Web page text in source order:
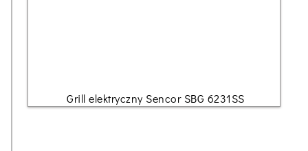
Grill elektryczny Sencor SBG 6231SS